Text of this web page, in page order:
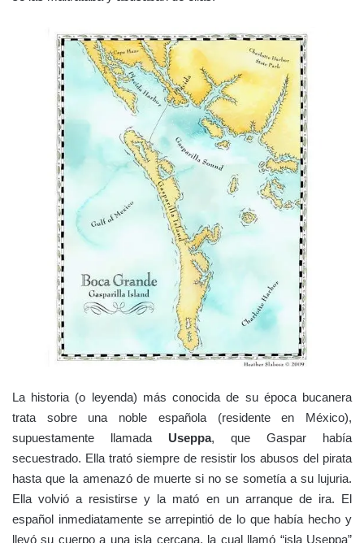
La historia (o leyenda) más conocida de su época bucanera
trata sobre una noble española (residente en México),
supuestamente llamada Useppa, que Gaspar había
secuestrado. Ella trató siempre de resistir los abusos del pirata
hasta que la amenazó de muerte si no se sometía a su lujuria.
Ella volvió a resistirse y la mató en un arranque de ira. El
español inmediatamente se arrepintió de lo que había hecho y
llevó su cuerpo a una isla cercana, la cual llamó “isla Useppa”